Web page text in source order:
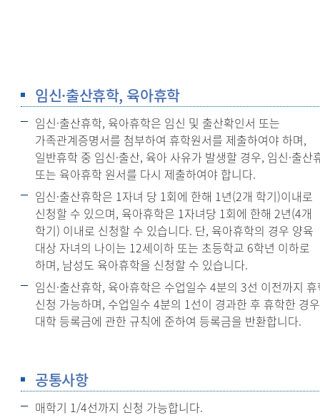
임신·출산휴학, 육아휴학
임신·출산휴학, 육아휴학은 임신 및 출산확인서 또는
가족관계증명서를 첨부하여 휴학원서를 제출하여야 하며,
일반휴학 중 임신·출산, 육아 사유가 발생할 경우, 임신·출산
또는 육아휴학 원서를 다시 제출하여야 합니다.
임신·출산휴학은 1자녀 당 1회에 한해 1년(2개 학기)이내로
신청할 수 있으며, 육아휴학은 1자녀당 1회에 한해 2년(4개
학기) 이내로 신청할 수 있습니다. 단, 육아휴학의 경우 양육
대상 자녀의 나이는 12세이하 또는 초등학교 6학년 이하로
하며, 남성도 육아휴학을 신청할 수 있습니다.
임신·출산휴학, 육아휴학은 수업일수 4분의 3선 이전까지
신청 가능하며, 수업일수 4분의 1선이 경과한 후 휴학한 경
대학 등록금에 관한 규칙에 준하여 등록금을 반환합니다.
공통사항
매학기 1/4선까지 신청 가능합니다.